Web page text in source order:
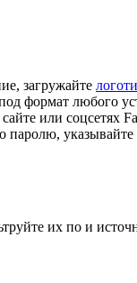
загружайте
формат любого
сайте или соцсетях
паролю,
их по и